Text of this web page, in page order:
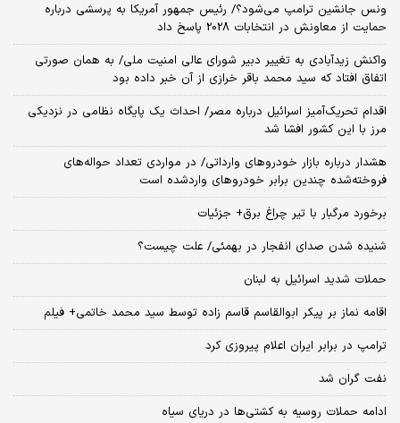
ونس جانشین ترامپ می‌شود؟/ رئیس جمهور آمریکا به پرسشی درباره
حمایت از معاونش در انتخابات 2028 پاسخ داد
واکنش زیدآبادی به تغییر دبیر شورای عالی امنیت ملی/ به همان صورتی
اتفاق افتاد که سید محمد باقر خرازی از آن خبر داده بود
اقدام تحریک‌آمیز اسرائیل درباره مصر/ احداث یک پایگاه نظامی در نزدیکی
مرز با این کشور افشا شد
هشدار درباره بازار خودروهای وارداتی/ در مواردی تعداد حواله‌های
فروخته‌شده چندین برابر خودروهای واردشده است
برخورد مرگبار با تیر چراغ برق+ جزئیات
شنیده شدن صدای انفجار در بهمئی/ علت چیست؟
حملات شدید اسرائیل به لبنان
اقامه نماز بر پیکر ابوالقاسم قاسم زاده توسط سید محمد خاتمی+ فیلم
ترامپ در برابر ایران اعلام پیروزی کرد
نفت گران شد
ادامه حملات روسیه به کشتی‌ها در دریای سیاه